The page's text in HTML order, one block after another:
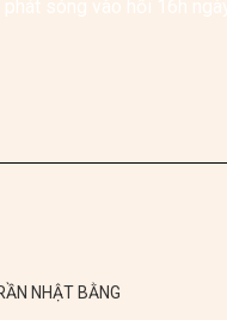
sóng vào hồi 16h
NHẬT BẰNG